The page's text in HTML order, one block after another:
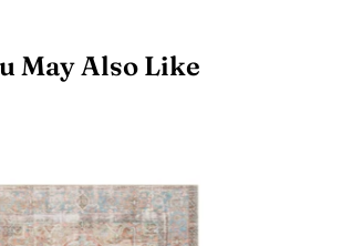
May Also Like
Loren
-
Terre